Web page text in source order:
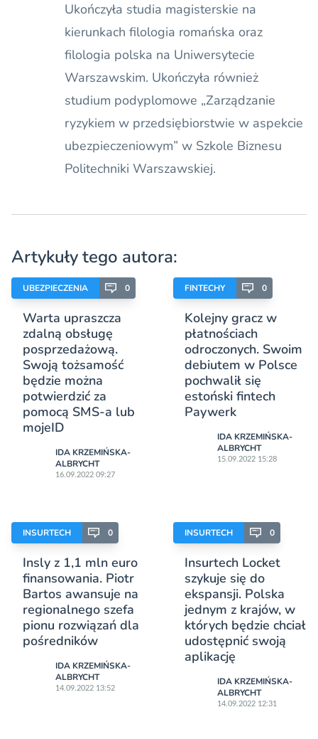
Ukończyła studia magisterskie na
kierunkach filologia romańska oraz
filologia polska na Uniwersytecie
Warszawskim. Ukończyła również
studium podyplomowe „Zarządzanie
ryzykiem w przedsiębiorstwie w aspekcie
ubezpieczeniowym” w Szkole Biznesu
Politechniki Warszawskiej.
Artykuły tego autora:
UBEZPIECZENIA 0
Warta upraszcza
zdalną obsługę
posprzedażową.
Swoją tożsamość
będzie można
potwierdzić za
pomocą SMS-a lub
mojeID
IDA KRZEMIŃSKA-
ALBRYCHT
16.09.2022 09:27
FINTECHY 0
Kolejny gracz w
płatnościach
odroczonych. Swoim
debiutem w Polsce
pochwalił się
estoński fintech
Paywerk
IDA KRZEMIŃSKA-
ALBRYCHT
15.09.2022 15:28
INSURTECH 0
Insly z 1,1 mln euro
finansowania. Piotr
Bartos awansuje na
regionalnego szefa
pionu rozwiązań dla
pośredników
IDA KRZEMIŃSKA-
ALBRYCHT
14.09.2022 13:52
INSURTECH 0
Insurtech Locket
szykuje się do
ekspansji. Polska
jednym z krajów, w
których będzie chciał
udostępnić swoją
aplikację
IDA KRZEMIŃSKA-
ALBRYCHT
14.09.2022 12:31